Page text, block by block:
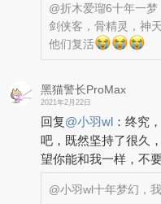
@折木爱瑠6十年一梦
剑侠客，骨精灵，神
他们复活
黑猫警长ProMax
2021年2月22日
回复@小羽wl ： 终究
吧，既然坚持了很久
望你能和我一样，不
@小羽wl十年梦幻，